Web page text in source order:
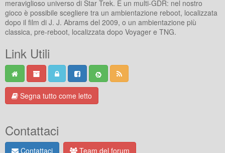
meraviglioso universo di Star Trek. È un multi-GDR: nel nostro
gioco è possibile scegliere tra un ambientazione reboot, localizzata
dopo il film di J. J. Abrams del 2009, o un ambientazione più
classica, pre-reboot, localizzata dopo Voyager e TNG.
Link Utili
Segna tutto come letto
Contattaci
Contattaci Team del forum